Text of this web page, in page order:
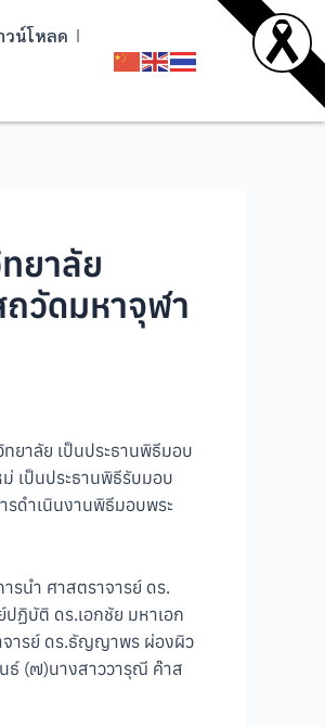
วน์โหลด
ยาลัย
วัดมหาจุฬา
ยาลัย เป็นประธานพิธีมอบ
เป็นประธานพิธีรับมอบ
รดำเนินงานพิธีมอบพระ
รนำ ศาสตราจารย์ ดร.
ฏิบัติ ดร.เอกชัย มหาเอก
จารย์ ดร.ธัญญาพร ผ่องผิว
ธ์ (๗)นางสาววารุณี ค๊าส